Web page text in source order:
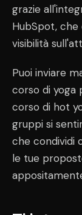
grazie
HubSpot,
visibilità
Puoi inviare
corso di yoga
corso di hot
gruppi si
che condividi
le tue